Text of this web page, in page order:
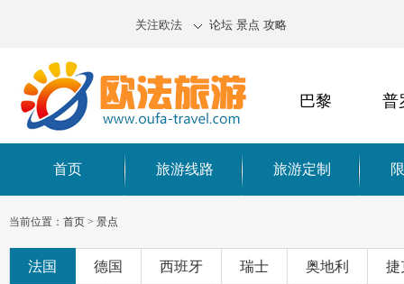
关注欧法 论坛 景点 攻略
巴黎 普
首页 旅游线路 旅游定制
当前位置： 首页 > 景点
法国 德国 西班牙 瑞士 奥地利 捷